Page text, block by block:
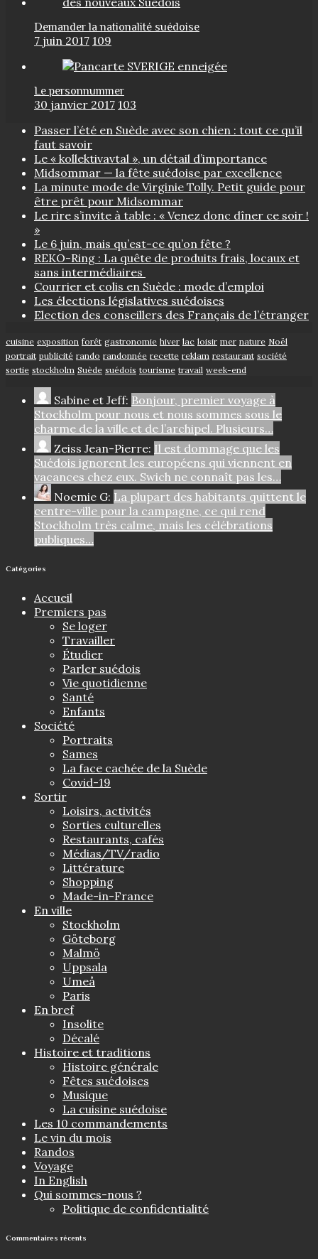
Demander la nationalité suédoise
7 juin 2017 109
Le personnummer
30 janvier 2017 103
Passer l’été en Suède avec son chien : tout ce qu’il
faut savoir
Le « kollektivavtal », un détail d’importance
Midsommar — la fête suédoise par excellence
La minute mode de Virginie Tolly. Petit guide pour
être prêt pour Midsommar
Le rire s’invite à table : « Venez donc dîner ce soir !
»
Le 6 juin, mais qu’est-ce qu’on fête ?
REKO-Ring : La quête de produits frais, locaux et
sans intermédiaires
Courrier et colis en Suède : mode d’emploi
Les élections législatives suédoises
Election des conseillers des Français de l’étranger
cuisine exposition forêt gastronomie hiver lac loisir mer nature Noël
portrait publicité rando randonnée recette reklam restaurant société
sortie stockholm Suède suédois tourisme travail week-end
Sabine et Jeff: Bonjour, premier voyage à
Stockholm pour nous et nous sommes sous le
charme de la ville et de l’archipel. Plusieurs…
Zeiss Jean-Pierre: Il est dommage que les
Suédois ignorent les européens qui viennent en
vacances chez eux. Swich ne connaît pas les…
Noemie G: La plupart des habitants quittent le
centre-ville pour la campagne, ce qui rend
Stockholm très calme, mais les célébrations
publiques…
Catégories
Accueil
Premiers pas
Se loger
Travailler
Étudier
Parler suédois
Vie quotidienne
Santé
Enfants
Société
Portraits
Sames
La face cachée de la Suède
Covid-19
Sortir
Loisirs, activités
Sorties culturelles
Restaurants, cafés
Médias/TV/radio
Littérature
Shopping
Made-in-France
En ville
Stockholm
Göteborg
Malmö
Uppsala
Umeå
Paris
En bref
Insolite
Décalé
Histoire et traditions
Histoire générale
Fêtes suédoises
Musique
La cuisine suédoise
Les 10 commandements
Le vin du mois
Randos
Voyage
In English
Qui sommes-nous ?
Politique de confidentialité
Commentaires récents